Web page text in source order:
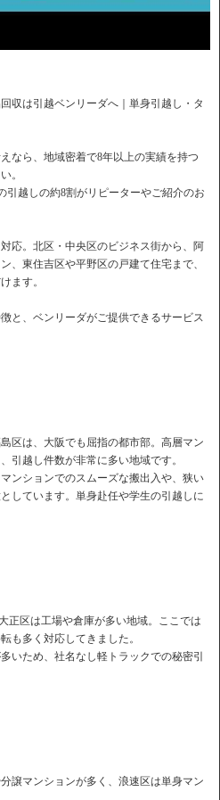
収は引越ベンリーダへ｜単身引越し・タ
なら、地域密着で8年以上の実績を持つ
。
引越しの約8割がリピーターやご紹介のお
応。北区・中央区のビジネス街から、阿
、東住吉区や平野区の戸建て住宅まで、
ます。
と、ベンリーダがご提供できるサービス
区は、大阪でも屈指の都市部。高層マン
引越し件数が非常に多い地域です。
ンションでのスムーズな搬出入や、狭い
しています。単身赴任や学生の引越しに
正区は工場や倉庫が多い地域。ここでは
も多く対応してきました。
いため、社名なし軽トラックでの秘密引
譲マンションが多く、浪速区は単身マン